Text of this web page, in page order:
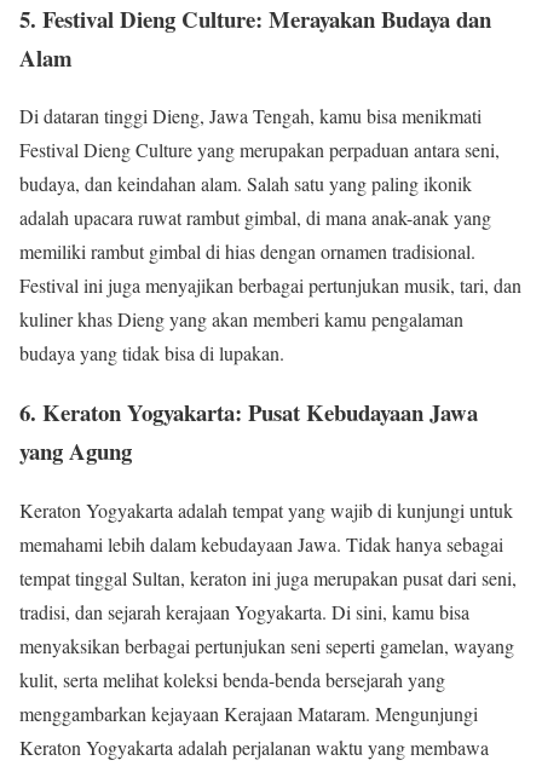
5. Festival Dieng Culture: Merayakan Budaya dan
Alam
Di dataran tinggi Dieng, Jawa Tengah, kamu bisa menikmati
Festival Dieng Culture yang merupakan perpaduan antara seni,
budaya, dan keindahan alam. Salah satu yang paling ikonik
adalah upacara ruwat rambut gimbal, di mana anak-anak yang
memiliki rambut gimbal di hias dengan ornamen tradisional.
Festival ini juga menyajikan berbagai pertunjukan musik, tari, dan
kuliner khas Dieng yang akan memberi kamu pengalaman
budaya yang tidak bisa di lupakan.
6. Keraton Yogyakarta: Pusat Kebudayaan Jawa
yang Agung
Keraton Yogyakarta adalah tempat yang wajib di kunjungi untuk
memahami lebih dalam kebudayaan Jawa. Tidak hanya sebagai
tempat tinggal Sultan, keraton ini juga merupakan pusat dari seni,
tradisi, dan sejarah kerajaan Yogyakarta. Di sini, kamu bisa
menyaksikan berbagai pertunjukan seni seperti gamelan, wayang
kulit, serta melihat koleksi benda-benda bersejarah yang
menggambarkan kejayaan Kerajaan Mataram. Mengunjungi
Keraton Yogyakarta adalah perjalanan waktu yang membawa